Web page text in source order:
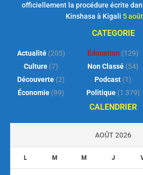
officiellement la procédure écrite
Kinshasa à Kigali 5
CATEGORIE
Actualité(205)
Culture (7)
Découverte (2)
Économie (99)
Éducation (129)
Non Classé (54)
Podcast (1)
Politique(1 379)
CALENDRIER
AOÛT 2026
L M M J